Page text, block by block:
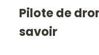
Pilote de
savoir